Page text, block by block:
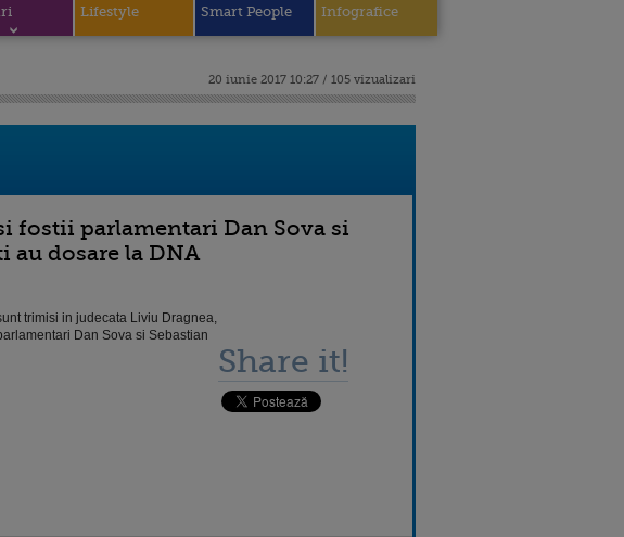
Lifestyle Smart People Infografice
20 iunie 2017 10:27 / 105 vizualizari
fostii parlamentari Dan Sova si
au dosare la DNA
trimisi in judecata Liviu Dragnea,
Dan Sova si Sebastian
Share it!